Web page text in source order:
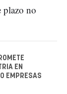
plazo no
EN
EMPRESAS